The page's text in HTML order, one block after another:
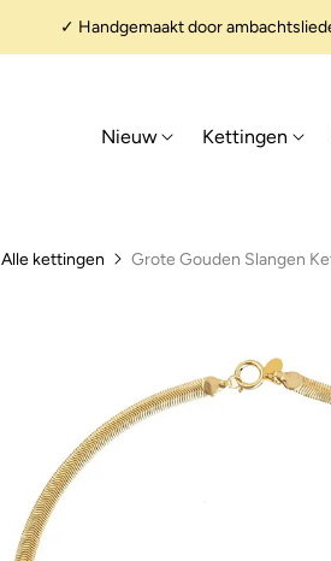
✓ Handgemaakt door
Nieuw Kettingen
Alle kettingen Grote Gouden Slangen